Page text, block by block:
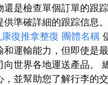
還是檢查單個訂單的跟
準確詳細的跟踪信息。
復推拿整復 團體名稱
和運輸能力，但即使是
向世界各地運送產品。
，並幫助您了解行李的